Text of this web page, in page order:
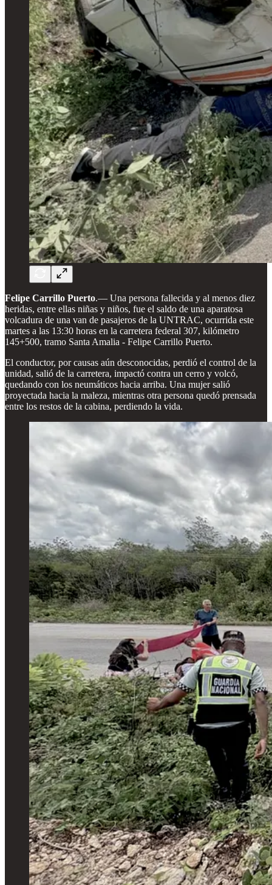
Felipe Carrillo Puerto.— Una persona fallecida y al menos diez
heridas, entre ellas niñas y niños, fue el saldo de una aparatosa
volcadura de una van de pasajeros de la UNTRAC, ocurrida este
martes a las 13:30 horas en la carretera federal 307, kilómetro
145+500, tramo Santa Amalia - Felipe Carrillo Puerto.
El conductor, por causas aún desconocidas, perdió el control de la
unidad, salió de la carretera, impactó contra un cerro y volcó,
quedando con los neumáticos hacia arriba. Una mujer salió
proyectada hacia la maleza, mientras otra persona quedó prensada
entre los restos de la cabina, perdiendo la vida.